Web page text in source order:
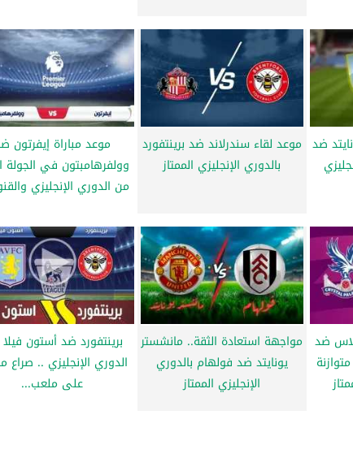
ضد موعد لقاء سندرلاند ضد برينتفورد
بالدوري الإنجليزي الممتاز
موعد مباراة إيفرتون
وولفرهامبتون في الجولة
من الدوري الإنجليزي
ضد مواجهة استعادة الثقة.. مانشستر
يونايتد ضد فولهام بالدوري
الإنجليزي الممتاز
برينتفورد ضد أستون
الدوري الإنجليزي .. صراع
على ملعب...